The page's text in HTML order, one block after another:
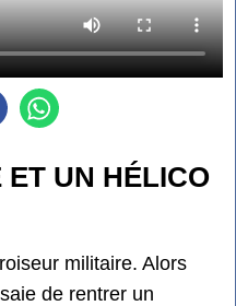
ET UN HÉLICO
militaire. Alors
de rentrer un